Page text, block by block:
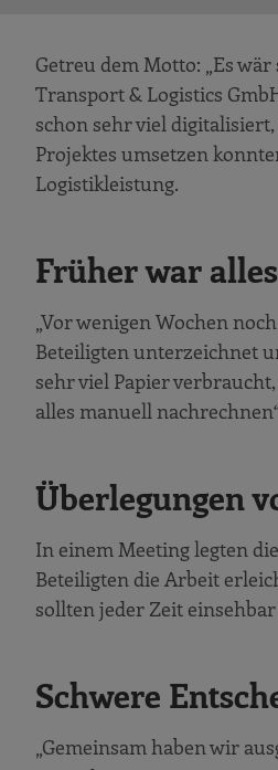
Getreu dem Motto: „Es
Transport & Logistics
schon sehr viel
Projektes umsetzen
Logistikleistung.
Früher war
„Vor wenigen Wochen
Beteiligten unterzeichnet
sehr viel Papier
alles manuell
Überlegungen
In einem Meeting legten
Beteiligten die Arbeit
sollten jeder Zeit
Schwere
„Gemeinsam haben wir